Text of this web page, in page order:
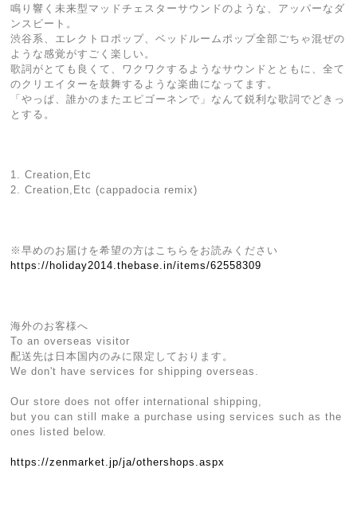
鳴り響く未来型マッドチェスターサウンドのような、アッパーなダ
ンスビート。
渋谷系、エレクトロポップ、ベッドルームポップ全部ごちゃ混ぜの
ような感覚がすごく楽しい。
歌詞がとても良くて、ワクワクするようなサウンドとともに、全て
のクリエイターを鼓舞するような楽曲になってます。
「やっぱ、誰かのまたエピゴーネンで」なんて鋭利な歌詞でどきっ
とする。
1. Creation,Etc
2. Creation,Etc (cappadocia remix)
※早めのお届けを希望の方はこちらをお読みください
https://holiday2014.thebase.in/items/62558309
海外のお客様へ
To an overseas visitor
配送先は日本国内のみに限定しております。
We don't have services for shipping overseas.
Our store does not offer international shipping,
but you can still make a purchase using services such as the
ones listed below.
https://zenmarket.jp/ja/othershops.aspx